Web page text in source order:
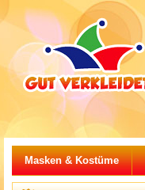
Masken & Kostüme